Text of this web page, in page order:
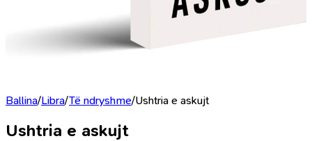
Ballina/Libra/Të ndryshme/Ushtria e askujt
Ushtria e askujt